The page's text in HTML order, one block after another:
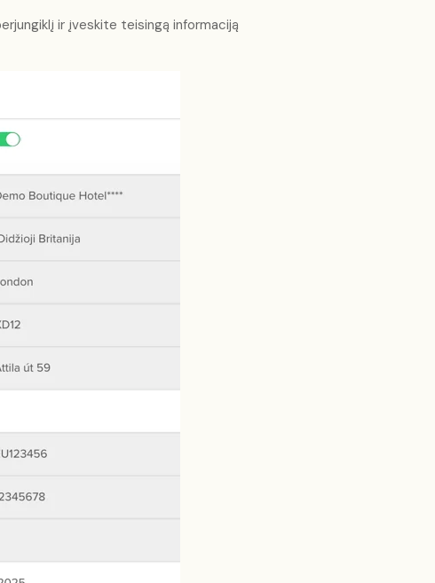
ir įveskite teisingą informaciją